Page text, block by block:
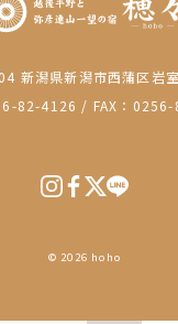
新潟県新潟市西蒲区岩
82-4126 / FAX：
© 2026 hoho